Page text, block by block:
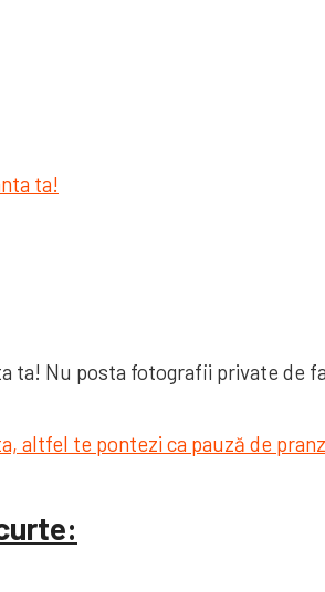
Nu posta fotografii private de